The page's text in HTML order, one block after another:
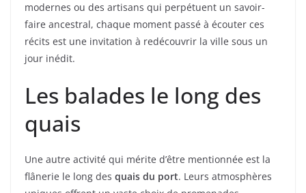
modernes ou des artisans qui perpétuent un savoir-
faire ancestral, chaque moment passé à écouter ces
récits est une invitation à redécouvrir la ville sous un
jour inédit.
Les balades le long des
quais
Une autre activité qui mérite d’être mentionnée est la
flânerie le long des quais du port. Leurs atmosphères